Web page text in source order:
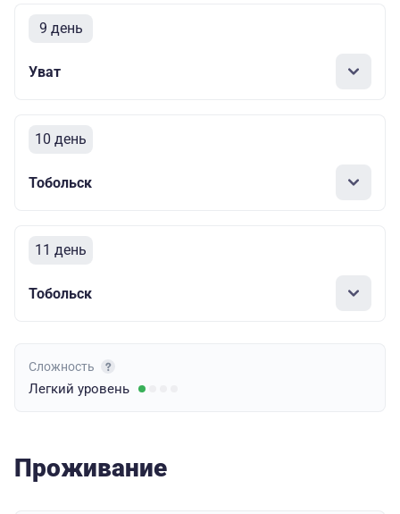
9 день
Уват
10 день
Тобольск
11 день
Тобольск
Сложность
Легкий уровень
Проживание